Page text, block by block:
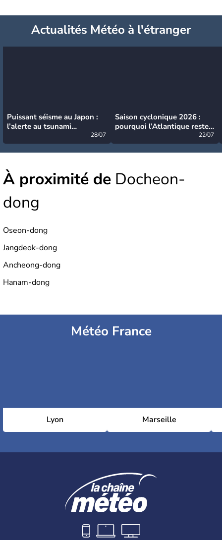
Actualités Météo à l'étranger
Puissant séisme au Japon :
l’alerte au tsunami
28/07
Saison cyclonique 2026 :
pourquoi l’Atlantique reste
22/07
À proximité de Docheon-
dong
Oseon-dong
Jangdeok-dong
Ancheong-dong
Hanam-dong
Météo France
Lyon Marseille